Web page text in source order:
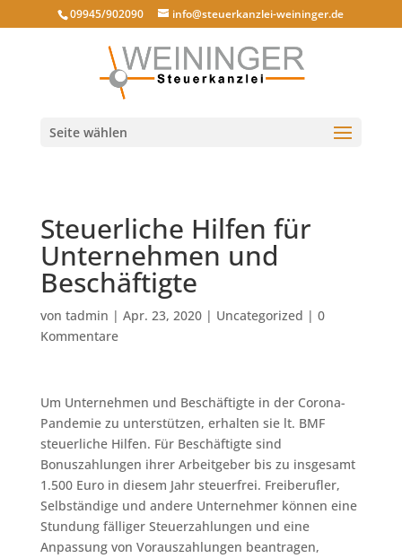
09945/902090 info@steuerkanzlei-weininger.de
Seite wählen
Steuerliche Hilfen für
Unternehmen und
Beschäftigte
von tadmin | Apr. 23, 2020| Uncategorized | 0
Kommentare
Um Unternehmen und Beschäftigte in der Corona-
Pandemie zu unterstützen, erhalten sie lt. BMF
steuerliche Hilfen. Für Beschäftigte sind
Bonuszahlungen ihrer Arbeitgeber bis zu insgesamt
1.500 Euro in diesem Jahr steuerfrei. Freiberufler,
Selbständige und andere Unternehmer können eine
Stundung fälliger Steuerzahlungen und eine
Anpassung von Vorauszahlungen beantragen,